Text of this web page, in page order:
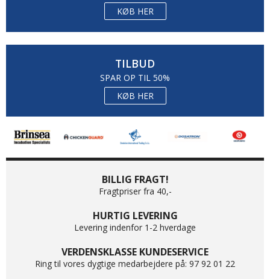
KØB HER
TILBUD
SPAR OP TIL 50%
KØB HER
BILLIG FRAGT!
Fragtpriser fra 40,-
HURTIG LEVERING
Levering indenfor 1-2 hverdage
VERDENSKLASSE KUNDESERVICE
Ring til vores dygtige medarbejdere på: 97 92 01 22